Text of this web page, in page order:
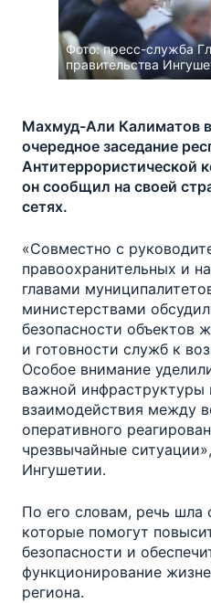
Фото: пресс-служба
правительства
Махмуд-Али Калиматов
очередное заседание
Антитеррористической
он сообщил на своей
сетях.
«Совместно с
правоохранительных и
главами
министерствами
безопасности объектов
и готовности служб к
Особое внимание
важной инфраструктуры
взаимодействия между
оперативного
чрезвычайные
Ингушетии.
По его словам, речь шла
которые помогут
безопасности и
функционирование
региона.